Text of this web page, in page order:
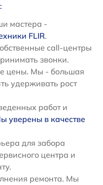
мастера -
FLIR.
call-центры
звонки.
цены. Мы - большая
удерживать рост
работ и
уверены в качестве
для забора
центра и
ремонта. Мы